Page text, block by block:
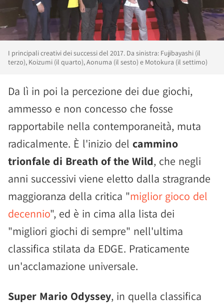
I principali creativi dei successi del 2017. Da sinistra: Fujibayashi (il
terzo), Koizumi (il quarto), Aonuma (il sesto) e Motokura (il settimo)
Da lì in poi la percezione dei due giochi,
ammesso e non concesso che fosse
rapportabile nella contemporaneità, muta
radicalmente. È l'inizio del cammino
trionfale di Breath of the Wild, che negli
anni successivi viene eletto dalla stragrande
maggioranza della critica "miglior gioco del
decennio", ed è in cima alla lista dei
"migliori giochi di sempre" nell'ultima
classifica stilata da EDGE. Praticamente
un'acclamazione universale.
Super Mario Odyssey, in quella classifica